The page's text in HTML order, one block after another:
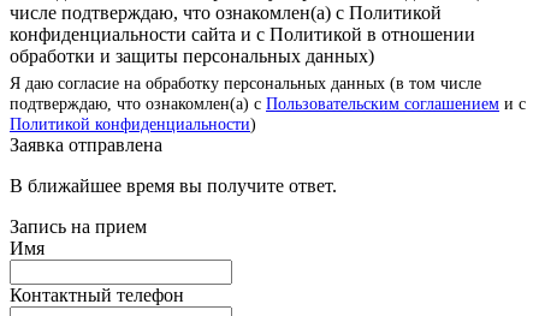
числе подтверждаю, что ознакомлен(а) с Политикой
конфиденциальности сайта и с Политикой в отношении
обработки и защиты персональных данных)
Я даю согласие на обработку персональных данных (в том числе
подтверждаю, что ознакомлен(а) с Пользовательским соглашением и с
Политикой конфиденциальности)
Заявка отправлена
В ближайшее время вы получите ответ.
Запись на прием
Имя
Контактный телефон